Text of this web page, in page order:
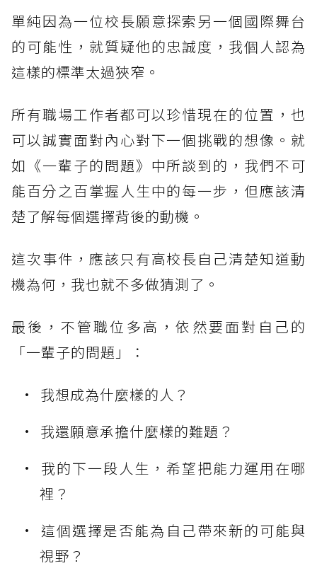
單純因為一位校長願意探索另一個國際舞台
的可能性，就質疑他的忠誠度，我個人認為
這樣的標準太過狹窄。
所有職場工作者都可以珍惜現在的位置，也
可以誠實面對內心對下一個挑戰的想像。就
如《一輩子的問題》中所談到的，我們不可
能百分之百掌握人生中的每一步，但應該清
楚了解每個選擇背後的動機。
這次事件，應該只有高校長自己清楚知道動
機為何，我也就不多做猜測了。
最後，不管職位多高，依然要面對自己的
「一輩子的問題」：
我想成為什麼樣的人？
我還願意承擔什麼樣的難題？
我的下一段人生，希望把能力運用在哪
裡？
這個選擇是否能為自己帶來新的可能與
視野？